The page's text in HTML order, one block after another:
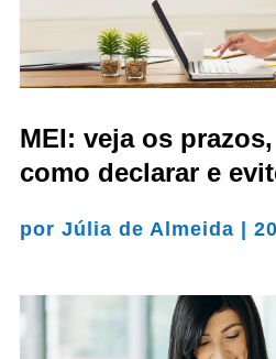
MEI: veja os
como declarar e
por Júlia de Almeida |